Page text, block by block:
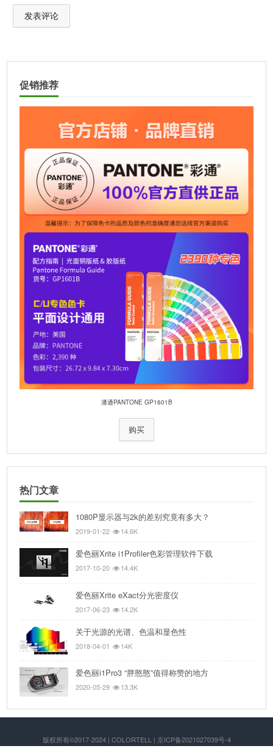
l
促销推荐
潘通PANTONE GP1601B
购买
热门文章
1080P显示器与2k的差别究竟有多大？
2019-01-22 14.6K
爱色丽Xrite i1Profiler色彩管理软件下载
2017-10-20 14.4K
爱色丽Xrite eXact分光密度仪
2017-06-23 14.2K
关于光源的光谱、色温和显色性
2018-04-01 14K
爱色丽i1Pro3 “胖憨憨”值得称赞的地方
2020-05-29 13.3K
版权所有©2017-2024 | COLORTELL | 京ICP备2021027039号-4